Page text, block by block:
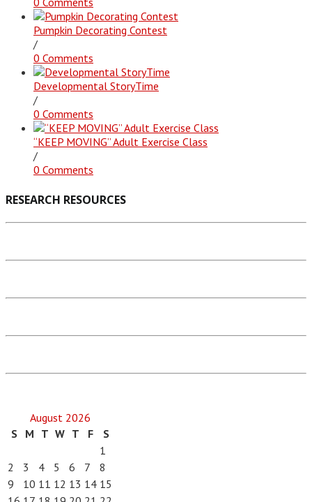
Pumpkin Decorating Contest
/
0 Comments
Developmental StoryTime
/
0 Comments
“KEEP MOVING” Adult Exercise Class
/
0 Comments
RESEARCH RESOURCES
August 2026
S
M T W T F
S
1
2
3 4 5 6 7
8
9
10 11 12 13 14 15